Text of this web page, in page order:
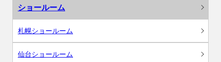
ショールーム
札幌ショールーム
仙台ショールーム